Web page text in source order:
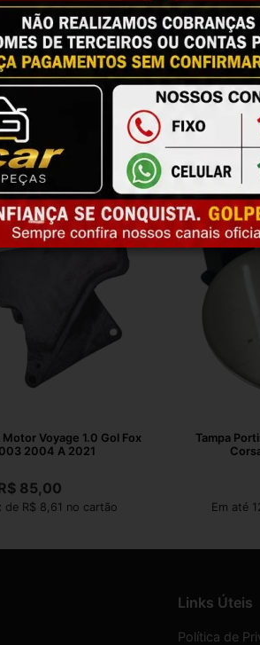
é de 90 (noventa) dias
o produto, o cliente poderá
do crédito como parte do
A ga...
Ler mais
Voyage 1.0 Gol Fox
2004 A 2021
85,00
de R$ 8,61 no cartão
Tampa
Em até
Links Úteis
Política de